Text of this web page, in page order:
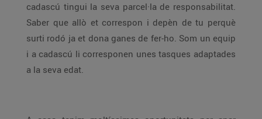
cadascú tingui la seva parcel·la de responsabilitat.
Saber que allò et correspon i depèn de tu perquè
surti rodó ja et dona ganes de fer-ho. Som un equip
i a cadascú li corresponen unes tasques adaptades
a la seva edat.